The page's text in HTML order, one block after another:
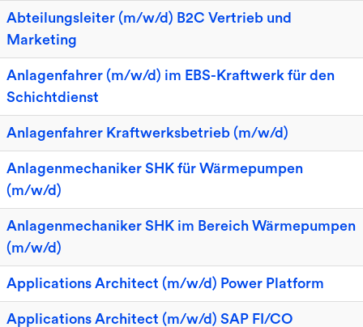
Abteilungsleiter (m/w/d) B2C Vertrieb und
Marketing
Anlagenfahrer (m/w/d) im EBS-Kraftwerk für den
Schichtdienst
Anlagenfahrer Kraftwerksbetrieb (m/w/d)
Anlagenmechaniker SHK für Wärmepumpen
(m/w/d)
Anlagenmechaniker SHK im Bereich Wärmepumpen
(m/w/d)
Applications Architect (m/w/d) Power Platform
Applications Architect (m/w/d) SAP FI/CO